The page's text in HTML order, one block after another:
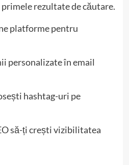
rezultate de căutare.
platforme pentru
personalizate în email
hashtag-uri pe
să-ți crești vizibilitatea